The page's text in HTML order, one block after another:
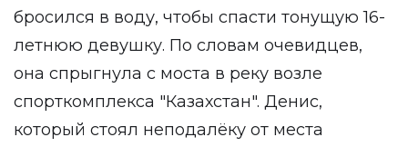
бросился в воду, чтобы спасти тонущую 16-
летнюю девушку. По словам очевидцев,
она спрыгнула с моста в реку возле
спорткомплекса "Казахстан". Денис,
который стоял неподалёку от места